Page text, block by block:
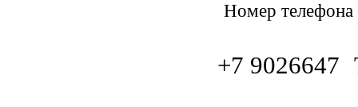
Номер
+7 9026647